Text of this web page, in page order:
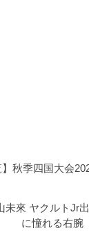
】秋季四国大会
未來 ヤクルトJr
に憧れる右腕